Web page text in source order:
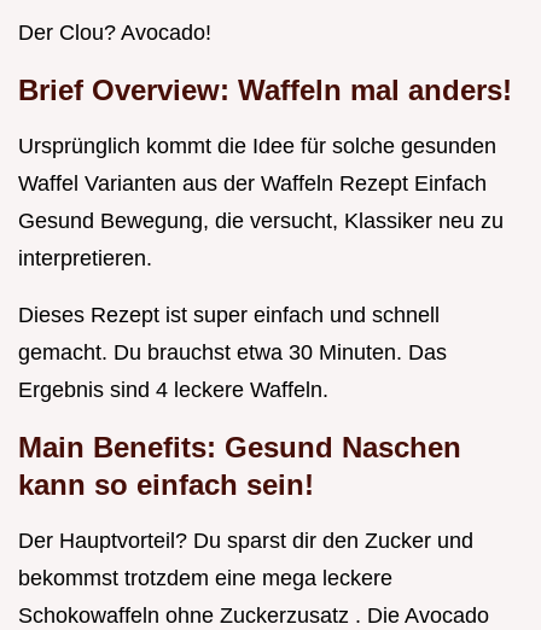
Der Clou? Avocado!
Brief Overview: Waffeln mal anders!
Ursprünglich kommt die Idee für solche gesunden
Waffel Varianten aus der Waffeln Rezept Einfach
Gesund Bewegung, die versucht, Klassiker neu zu
interpretieren.
Dieses Rezept ist super einfach und schnell
gemacht. Du brauchst etwa 30 Minuten. Das
Ergebnis sind 4 leckere Waffeln.
Main Benefits: Gesund Naschen
kann so einfach sein!
Der Hauptvorteil? Du sparst dir den Zucker und
bekommst trotzdem eine mega leckere
Schokowaffeln ohne Zuckerzusatz . Die Avocado